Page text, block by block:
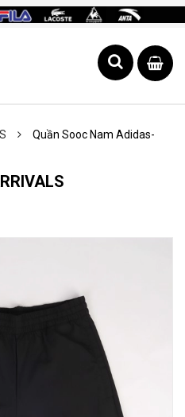
Quần Sooc Nam Adidas-